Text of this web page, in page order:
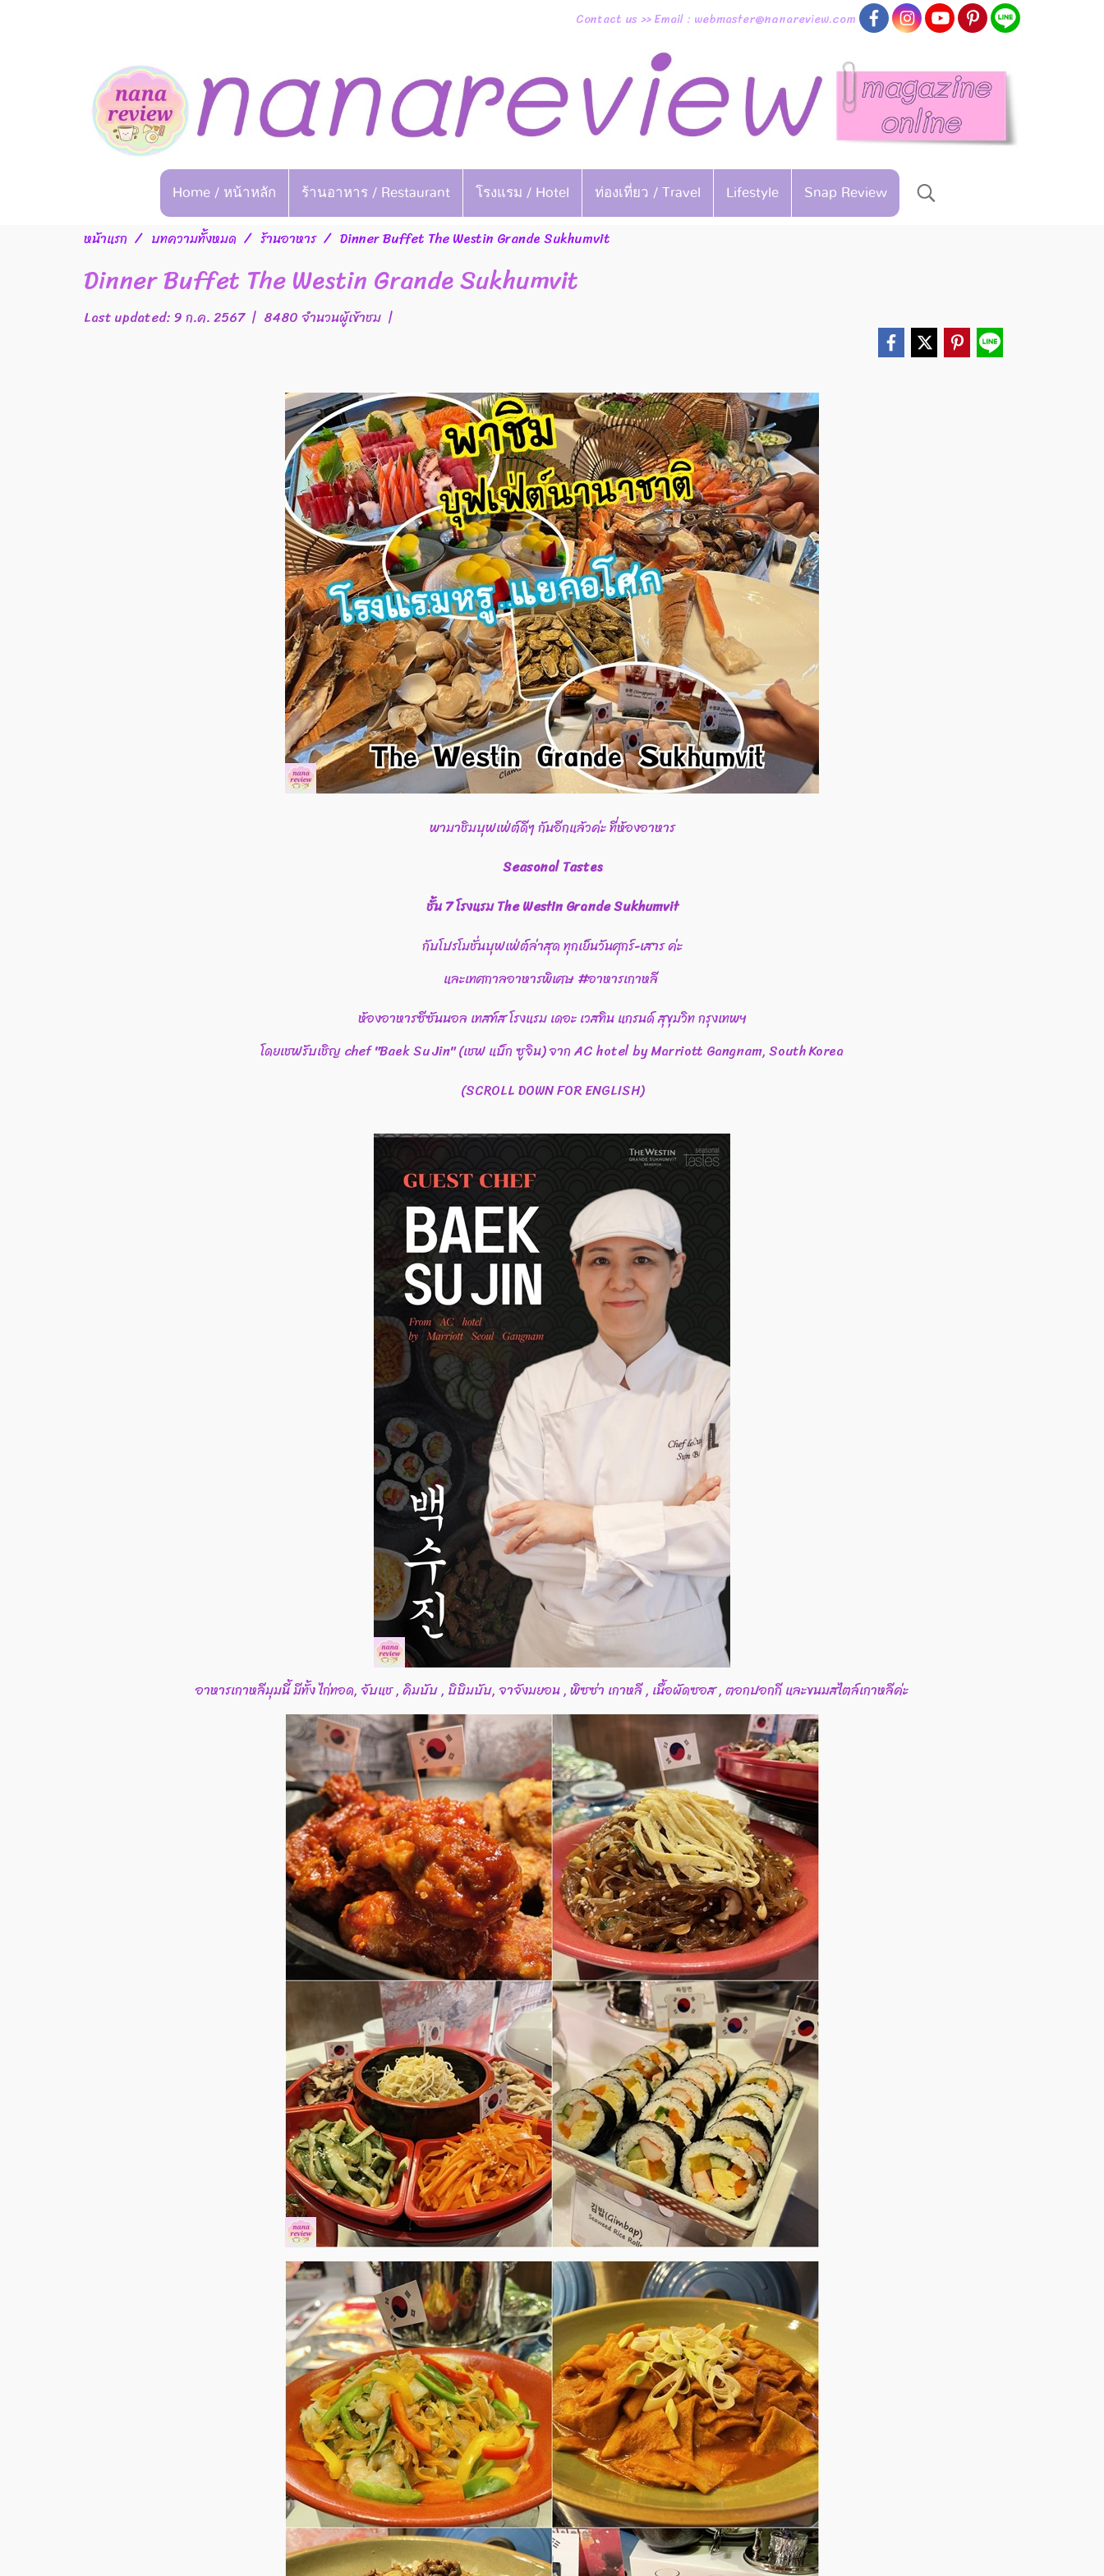
Contact us >> Email : webmaster@nanareview.com
Home / หน้าหลัก ร้านอาหาร / Restaurant โรงแรม / Hotel ท่องเที่ยว / Travel Lifestyle Snap Review
หน้าแรก บทความทั้งหมด ร้านอาหาร Dinner Buffet The Westin Grande Sukhumvit
Dinner Buffet The Westin Grande Sukhumvit
Last updated: 9 ก.ค. 2567 | 8480 จำนวนผู้เข้าชม |
พามาชิมบุฟเฟ่ต์ดีๆ กันอีกแล้วค่ะ ที่ห้องอาหาร
Seasonal Tastes
ชั้น 7 โรงแรม The Westin Grande Sukhumvit
กับโปรโมชั่นบุฟเฟ่ต์ล่าสุด ทุกเย็นวันศุกร์-เสาร ค่ะ
และเทศกาลอาหารพิเศษ #อาหารเกาหลี
ห้องอาหารซีซันนอล เทสท์ส โรงแรม เดอะ เวสทิน แกรนด์ สุขุมวิท กรุงเทพฯ
โดยเชฟรับเชิญ chef "Baek Su Jin" (เชฟ แบ็ก ซูจิน) จาก AC hotel by Marriott Gangnam, South Korea
(SCROLL DOWN FOR ENGLISH)
อาหารเกาหลีมุมนี้ มีทั้ง ไก่ทอด, จับแช , คิมบับ , บิบิมบับ, จาจังมยอน , พิซซ่า เกาหลี , เนื้อผัดซอส , ตอกปอกกี และขนมสไตล์เกาหลีค่ะ